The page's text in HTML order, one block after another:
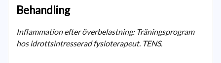
Behandling
Inflammation efter överbelastning: Träningsprogram
hos idrottsintresserad fysioterapeut. TENS.